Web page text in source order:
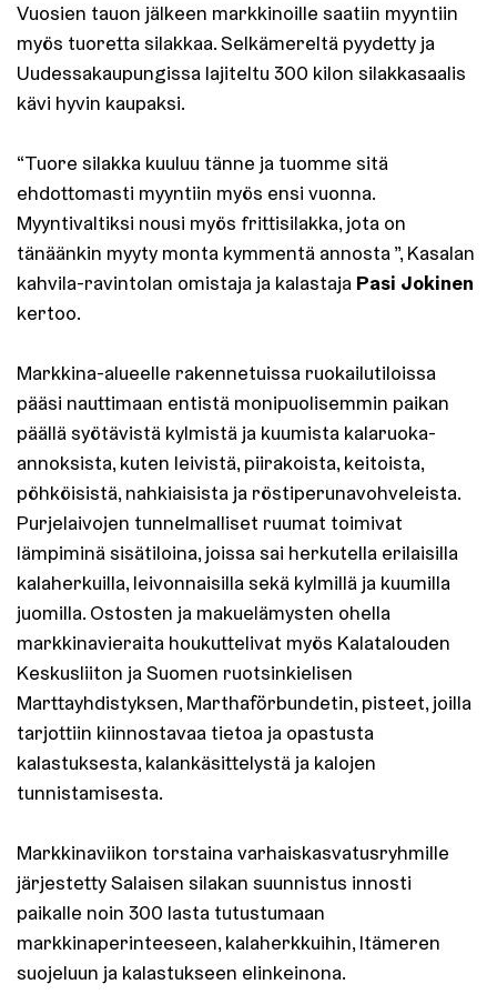
Vuosien tauon jälkeen markkinoille saatiin myyntiin
myös tuoretta silakkaa. Selkämereltä pyydetty ja
Uudessakaupungissa lajiteltu 300 kilon silakkasaalis
kävi hyvin kaupaksi.
“Tuore silakka kuuluu tänne ja tuomme sitä
ehdottomasti myyntiin myös ensi vuonna.
Myyntivaltiksi nousi myös frittisilakka, jota on
tänäänkin myyty monta kymmentä annosta ”, Kasalan
kahvila-ravintolan omistaja ja kalastaja Pasi Jokinen
kertoo.
Markkina-alueelle rakennetuissa ruokailutiloissa
pääsi nauttimaan entistä monipuolisemmin paikan
päällä syötävistä kylmistä ja kuumista kalaruoka-
annoksista, kuten leivistä, piirakoista, keitoista,
pöhköisistä, nahkiaisista ja röstiperunavohveleista.
Purjelaivojen tunnelmalliset ruumat toimivat
lämpiminä sisätiloina, joissa sai herkutella erilaisilla
kalaherkuilla, leivonnaisilla sekä kylmillä ja kuumilla
juomilla. Ostosten ja makuelämysten ohella
markkinavieraita houkuttelivat myös Kalatalouden
Keskusliiton ja Suomen ruotsinkielisen
Marttayhdistyksen, Marthaförbundetin, pisteet, joilla
tarjottiin kiinnostavaa tietoa ja opastusta
kalastuksesta, kalankäsittelystä ja kalojen
tunnistamisesta.
Markkinaviikon torstaina varhaiskasvatusryhmille
järjestetty Salaisen silakan suunnistus innosti
paikalle noin 300 lasta tutustumaan
markkinaperinteeseen, kalaherkkuihin, Itämeren
suojeluun ja kalastukseen elinkeinona.